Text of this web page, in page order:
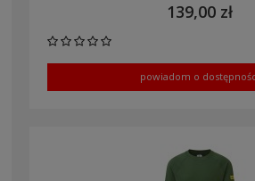
139,00 zł
powiadom o